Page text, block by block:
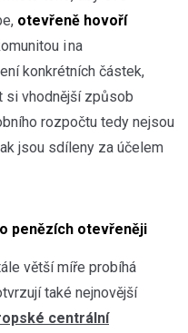
otevřeně hovoří
i na
konkrétních částek,
si vhodnější způsob
rozpočtu tedy nejsou
jsou sdíleny za účelem
penězích otevřeněji
větší míře probíhá
také nejnovější
centrální